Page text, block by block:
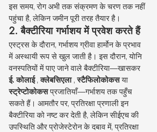
इस समय, रोग अभी तक संक्रमण के चरण तक नहीं
पहुंचा है, लेकिन जमीन पूरी तरह तैयार है।
2. बैक्टीरिया गर्भाशय में प्रवेश करते हैं
एस्ट्रस के दौरान, गर्भाशय ग्रीवा हार्मोन के प्रभाव
में अस्थायी रूप से खुल जाती है। इस दौरान, योनि
वनस्पतियों में पाए जाने वाले बैक्टीरिया—खासकर
ई. कोलाई , क्लेबसिएला , स्टैफिलोकोकस या
स्ट्रेप्टोकोकस प्रजातियाँ—गर्भाशय तक पहुँच
सकते हैं। आमतौर पर, प्रतिरक्षा प्रणाली इन
बैक्टीरिया को नष्ट कर देती है, लेकिन सीईएच की
उपस्थिति और प्रोजेस्टेरोन के दबाव में, प्रतिरक्षा